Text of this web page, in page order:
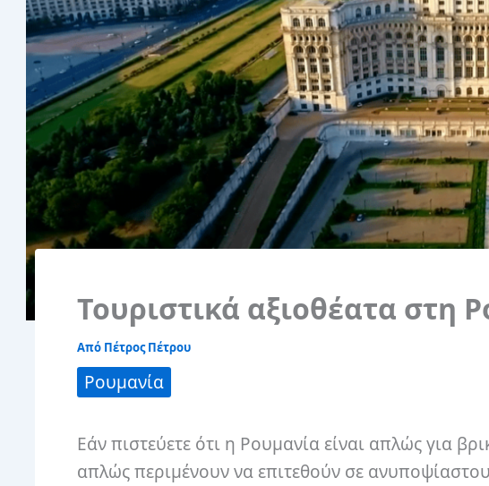
Τουριστικά αξιοθέατα στη
Από Πέτρος Πέτρου
Ρουμανία
Εάν πιστεύετε ότι η Ρουμανία είναι απλώς για
απλώς περιμένουν να επιτεθούν σε